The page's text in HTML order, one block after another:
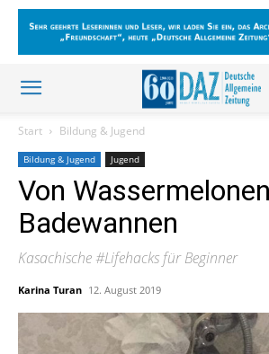
Start Bildung & Jugend
Bildung & Jugend Jugend
Von
Badewannen
Kasachische #Lifehacks für Beginner
Karina Turan 12. August 2019